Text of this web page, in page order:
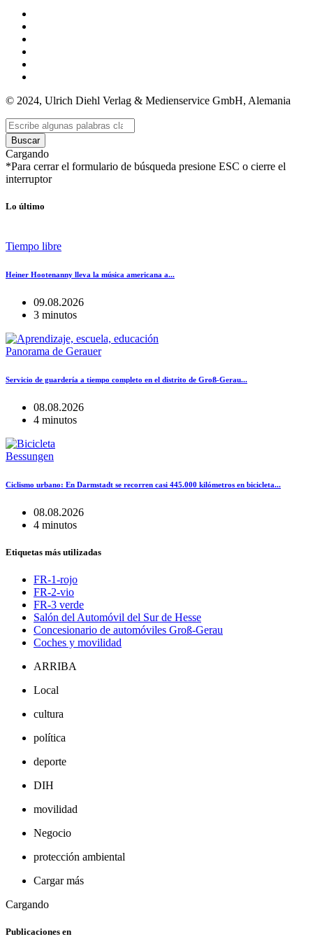
© 2024, Ulrich Diehl Verlag & Medienservice GmbH, Alemania
Buscar
Cargando
*Para cerrar el formulario de búsqueda presione ESC o cierre el
interruptor
Lo último
Tiempo libre
Heiner Hootenanny lleva la música americana a...
09.08.2026
3 minutos
Panorama de Gerauer
Servicio de guardería a tiempo completo en el distrito de Groß-Gerau...
08.08.2026
4 minutos
Bessungen
Ciclismo urbano: En Darmstadt se recorren casi 445.000 kilómetros en bicicleta...
08.08.2026
4 minutos
Etiquetas más utilizadas
FR-1-rojo
FR-2-vio
FR-3 verde
Salón del Automóvil del Sur de Hesse
Concesionario de automóviles Groß-Gerau
Coches y movilidad
ARRIBA
Local
cultura
política
deporte
DIH
movilidad
Negocio
protección ambiental
Cargar más
Cargando
Publicaciones en